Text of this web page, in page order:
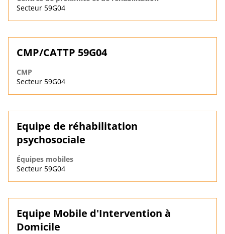
Secteur 59G04
CMP/CATTP 59G04
CMP
Secteur 59G04
Equipe de réhabilitation
psychosociale
Équipes mobiles
Secteur 59G04
Equipe Mobile d'Intervention à
Domicile